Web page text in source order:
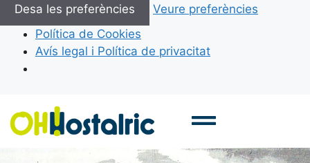
Desa les preferències
Veure preferències
Política de Cookies
Avís legal i Política de privacitat